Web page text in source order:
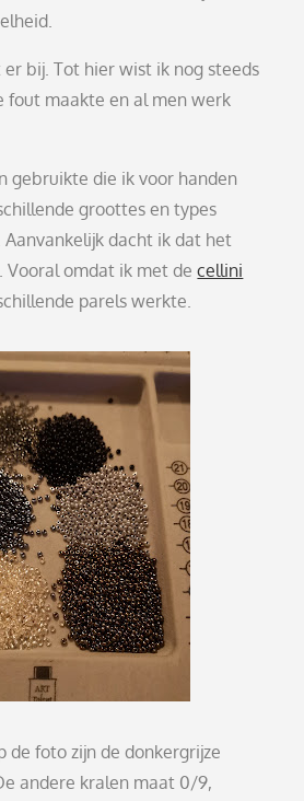
bij. Tot hier wist ik nog steeds
fout maakte en al men werk
gebruikte die ik voor handen
groottes en types
Aanvankelijk dacht ik dat het
Vooral omdat ik met decellini
parels werkte.
de foto zijn de donkergrijze
andere kralen maat 0/9,